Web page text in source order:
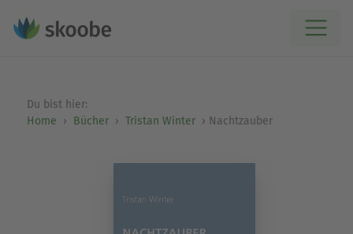
Du bist hier:
Home
Bücher Tristan Winter Nachtzauber